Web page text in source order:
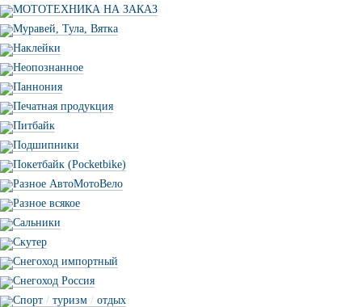
МОТОТЕХНИКА НА ЗАКАЗ
Муравей, Тула, Вятка
Наклейки
Неопознанное
Паннония
Печатная продукция
Питбайк
Подшипники
Покетбайк (Pocketbike)
Разное АвтоМотоВело
Разное всякое
Сальники
Скутер
Снегоход импортный
Снегоход Россия
Спорт / туризм / отдых